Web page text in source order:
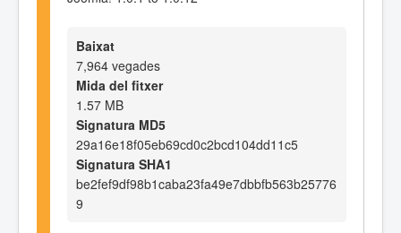
Baixat
7,964 vegades
Mida del fitxer
1.57 MB
Signatura MD5
29a16e18f05eb69cd0c2bcd104dd11c5
Signatura SHA1
be2fef9df98b1caba23fa49e7dbbfb563b25776
9